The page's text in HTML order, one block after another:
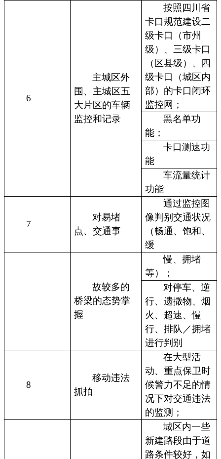
6
主城区外
围、主城区五
大片区的车辆
监控和记录
按照四川省
卡口规范建设二
级卡口（市州
级）、三级卡口
（区县级）、四
级卡口（城区内
部）的卡口闭环
监控网；
黑名单功
能；
卡口测速功
能
车流量统计
功能
7
对易堵
点、交通事
通过监控图
像判别交通状况
（畅通、饱和、
缓
故较多的
桥梁的态势掌
握
慢、拥堵
等）；
对停车、逆
行、遗撒物、烟
火、超速、慢
行、排队／拥堵
进行判别
8
移动违法
抓拍
在大型活
动、重点保卫时
候警力不足的情
况下对交通违法
的监测；
城区内一些
新建路段由于道
路条件较好，如